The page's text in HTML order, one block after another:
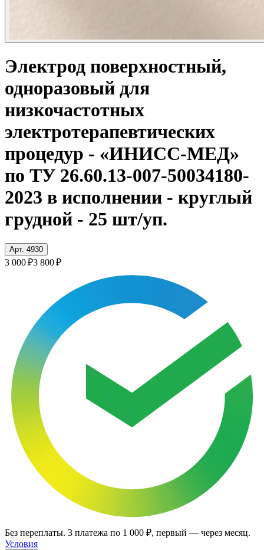
Электрод поверхностный,
одноразовый для
низкочастотных
электротерапевтических
процедур - «ИНИСС-МЕД»
по ТУ 26.60.13-007-50034180-
2023 в исполнении - круглый
грудной - 25 шт/уп.
Арт. 4930
3 000 ₽3 800 ₽
Без переплаты. 3 платежа по 1 000 ₽, первый — через месяц.
Условия